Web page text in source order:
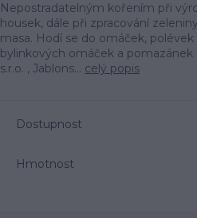
Nepostradatelným kořením při
housek, dále při zpracování
masa. Hodí se do omáček,
bylinkových omáček a
s.r.o. , Jablons... celý popis
Dostupnost
Hmotnost